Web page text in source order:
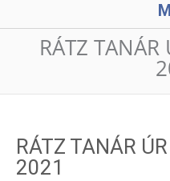
RÁTZ TANÁR
RÁTZ TANÁR
2021